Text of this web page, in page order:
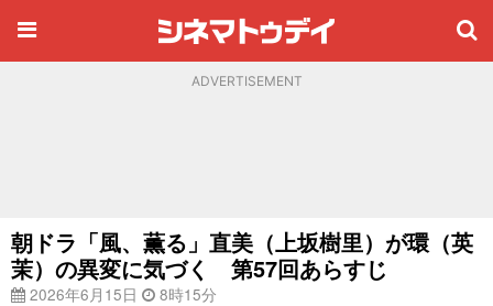
ADVERTISEMENT
朝ドラ「風、薫る」直美（上坂樹里）が環（英
茉）の異変に気づく 第57回あらすじ
2026年6月15日
8時15分